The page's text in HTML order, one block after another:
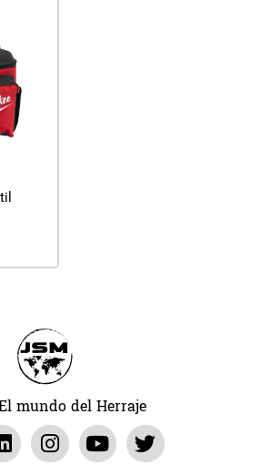
mundo del Herraje